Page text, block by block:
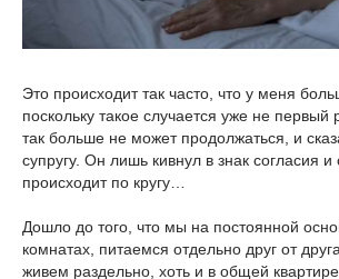
Это происходит так часто, что у меня
поскольку такое случается уже не
так больше не может продолжаться, и
супругу. Он лишь кивнул в знак согласия и
происходит по кругу…
Дошло до того, что мы на постоянной
комнатах, питаемся отдельно друг от
живем раздельно, хоть и в общей